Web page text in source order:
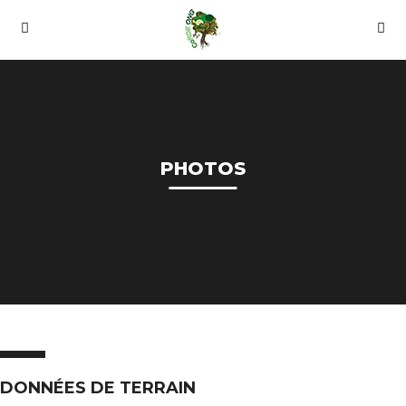
PHOTOS
DONNÉES DE TERRAIN